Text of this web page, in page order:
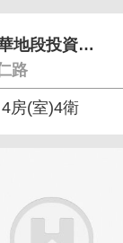
📞 C13松仁路精華地段投資自用靜巷公寓出售
路
4房(室)4衛